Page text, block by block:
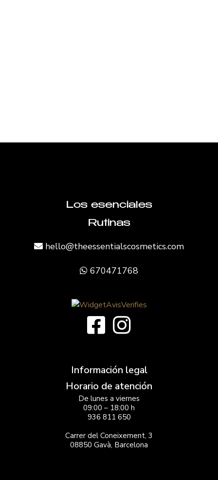
Los esenciales
Rutinas
hello@theessentialscosmetics.com
670471768
Información legal
Horario de atención
De lunes a viernes
09:00 – 18:00 h
936 811 650
Carrer del Coneixement, 3
08850 Gavà, Barcelona